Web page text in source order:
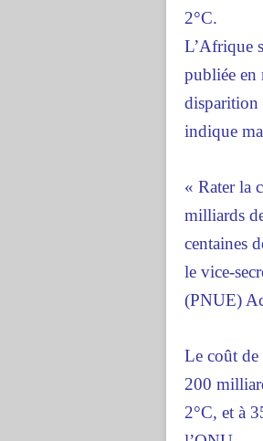
2°C.
L’Afrique
publiée en
disparition
indique
« Rater la
milliards
centaines
le vice-
(PNUE)
Le coût de
200
2°C, et à